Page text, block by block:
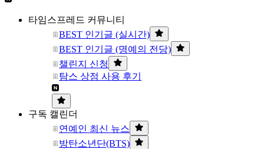
타임스프레드 커뮤니티
BEST 인기글 (실시간)
BEST 인기글 (명예의 전당)
챌린지 신청
탐스 상점 사용 후기
구독 캘린더
연예인 최신 뉴스
방탄소년단(BTS)